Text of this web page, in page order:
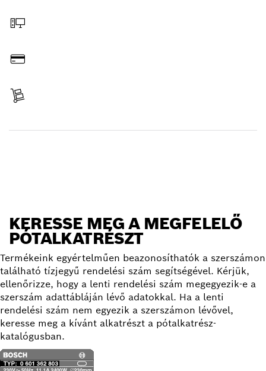
KERESSE MEG A MEGFELELŐ
PÓTALKATRÉSZT
Termékeink egyértelműen beazonosíthatók a szerszámon
található tízjegyű rendelési szám segítségével. Kérjük,
ellenőrizze, hogy a lenti rendelési szám megegyezik-e a
szerszám adattábláján lévő adatokkal. Ha a lenti
rendelési szám nem egyezik a szerszámon lévővel,
keresse meg a kívánt alkatrészt a pótalkatrész-
katalógusban.